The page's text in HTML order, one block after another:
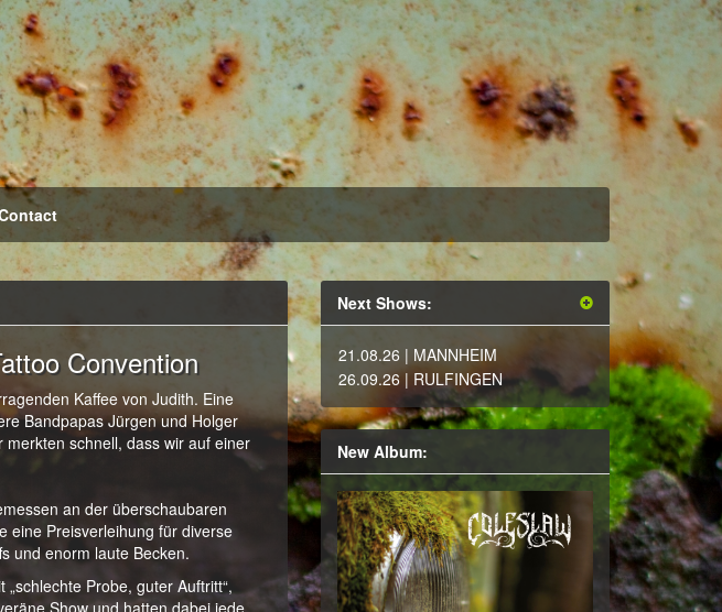
Convention
Kaffee von Judith. Eine
Bandpapas Jürgen und Holger
schnell, dass wir auf einer
an der überschaubaren
eine Preisverleihung für diverse
und enorm laute Becken.
Probe, guter Auftritt“,
Show und hatten dabei jede
Next Shows:
21.08.26 | MANNHEIM
26.09.26 | RULFINGEN
New Album: